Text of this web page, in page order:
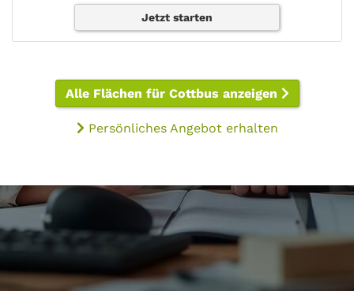
Jetzt starten
Alle Flächen für Cottbus anzeigen
Persönliches Angebot erhalten